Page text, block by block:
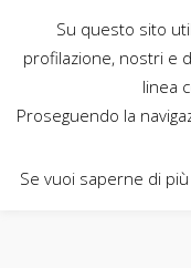
sabatini
Su questo sito
profilazione, nostri e
linea
Proseguendo la
Se vuoi saperne di più